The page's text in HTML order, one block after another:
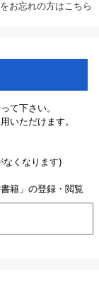
お忘れの方はこちら
て下さい。
いただけます。
くなります)
籍」の登録・閲覧